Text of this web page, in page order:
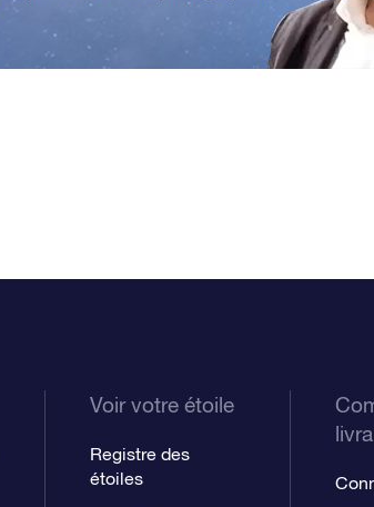
Voir votre étoile
Registre des
étoiles